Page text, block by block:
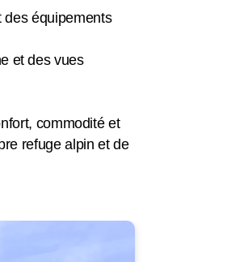
des équipements
et des vues
commodité et
refuge alpin et de